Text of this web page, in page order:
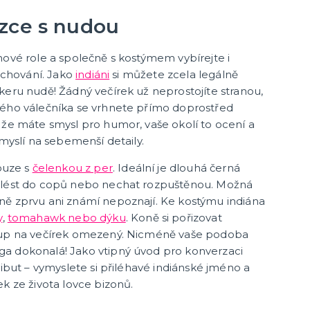
Karnevalové masky
Strašidelné masky
Dětské masky
Škrabošky
Gumové masky
Papírové masky
další kategorie
znaky
Stolní hry
Hlavolamy
Bestsellery
Karetní a deskové hry pro děti
Rodinné hry
Partnerské hry
další kategorie
s nudou
role a společně s kostýmem vybírejte i
Jakoindiáni si můžete zcela legálně
nudě! Žádný večírek už neprostojíte stranou,
válečníka se vrhnete přímo doprostřed
máte smysl pro humor, vaše okolí to ocení a
na sebemenší detaily.
s čelenkou z per. Ideální je dlouhá černá
do copů nebo nechat rozpuštěnou. Možná
zprvu ani známí nepoznají. Ke kostýmu indiána
, tomahawk nebo dýku. Koně si pořizovat
na večírek omezený. Nicméně vaše podoba
dokonalá! Jako vtipný úvod pro konverzaci
– vymyslete si přiléhavé indiánské jméno a
ze života lovce bizonů.